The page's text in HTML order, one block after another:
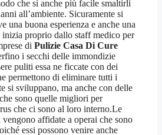
che si anche più facile smaltirli
all’ambiente. Sicuramente si
una buona esperienza e anche una
inizia proprio dallo staff medico per
di Pulizie Casa Di Cure
i secchi delle immondizie
puliti essa ne ficcate con dei
permettono di eliminare tutti i
si sviluppano, ma anche con delle
sono quelle migliori per
che ci sono al loro interno.Le
affidate a operai che sono
essi possono venire anche